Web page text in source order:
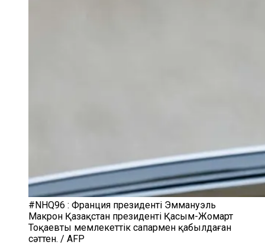
#NHQ96 : Франция президенті Эммануэль
Макрон Қазақстан президенті Қасым-Жомарт
Тоқаевты мемлекеттік сапармен қабылдаған
сәттен. / AFP